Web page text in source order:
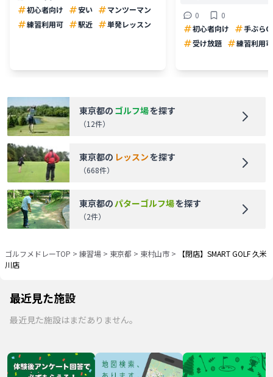
初心者向け
安い
マンツーマン
練習利用可
駅近 単発レッスン
0
0
初心者向け
手ぶら
受け放題
練習利用可
東京都の ゴルフ場を探す
（12件）
東京都の レッスンを探す
（668件）
東京都のパターゴルフ場を探す
（2件）
ゴルフメドレーTOP > 練習場 > 東京都 > 東村山市 >
【閉店】SMART GOLF 久米
川店
最近見た施設
最近見た施設はまだありません。